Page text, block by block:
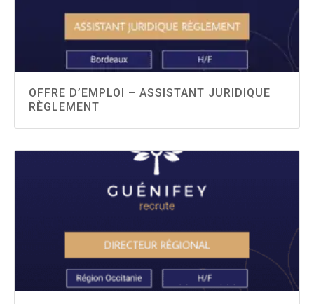
OFFRE D’EMPLOI – ASSISTANT JURIDIQUE
RÈGLEMENT